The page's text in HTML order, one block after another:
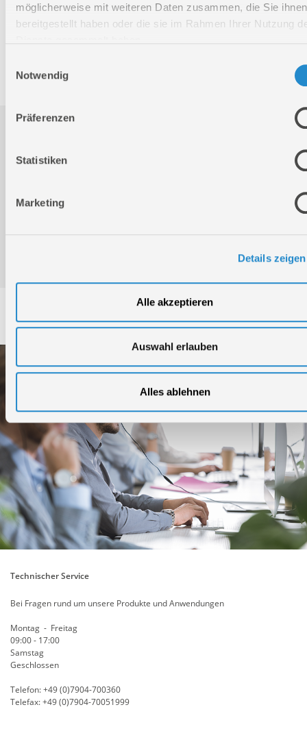
möglicherweise mit weiteren Daten zusammen, die Sie ihnen
bereitgestellt haben oder die sie im Rahmen Ihrer Nutzung
Notwendig
Präferenzen
Statistiken
Marketing
Details zeigen
Alle akzeptieren
Auswahl erlauben
Alles ablehnen
Nettogewicht:
35 kg
Bruttogewicht:
37 kg
Service
Technischer Service
Bei Fragen rund um unsere Produkte und Anwendungen
Montag - Freitag
09:00 - 17:00
Samstag
Geschlossen
Telefon: +49 (0)7904-700360
Telefax: +49 (0)7904-70051999